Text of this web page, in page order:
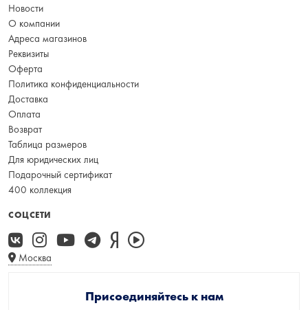
Новости
О компании
Адреса магазинов
Реквизиты
Оферта
Политика конфиденциальности
Доставка
Оплата
Возврат
Таблица размеров
Для юридических лиц
Подарочный сертификат
400 коллекция
СОЦСЕТИ
Москва
Присоединяйтесь к нам